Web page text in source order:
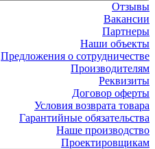
Отзывы
Вакансии
Партнеры
Наши объекты
Предложения о сотрудничестве
Производителям
Реквизиты
Договор оферты
Условия возврата товара
Гарантийные обязательства
Наше производство
Проектировщикам